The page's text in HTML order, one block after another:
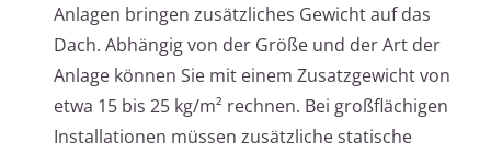
Anlagen bringen zusätzliches Gewicht auf das
Dach. Abhängig von der Größe und der Art der
Anlage können Sie mit einem Zusatzgewicht von
etwa 15 bis 25 kg/m² rechnen. Bei großflächigen
Installationen müssen zusätzliche statische